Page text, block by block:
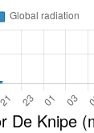
De Knipe